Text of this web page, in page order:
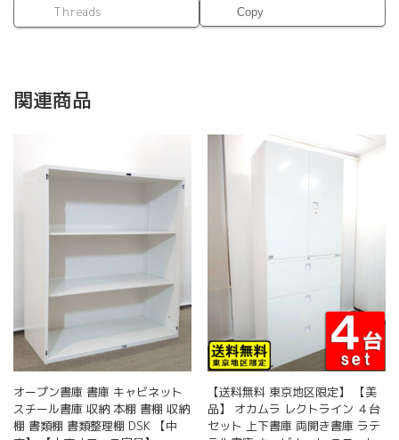
Threads
Copy
関連商品
オープン書庫 書庫 キャビネット
スチール書庫 収納 本棚 書棚 収納
棚 書類棚 書類整理棚 DSK 【中
【送料無料 東京地区限定】 【美
品】 オカムラ レクトライン ４台
セット 上下書庫 両開き書庫 ラテ